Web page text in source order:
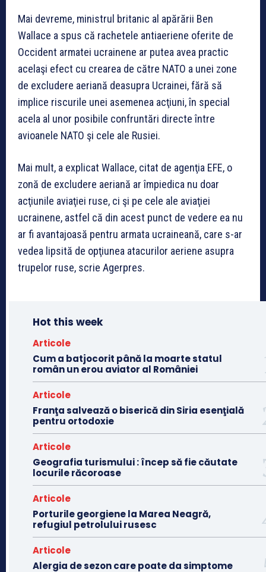
Mai devreme, ministrul britanic al apărării Ben
Wallace a spus că rachetele antiaeriene oferite de
Occident armatei ucrainene ar putea avea practic
acelaşi efect cu crearea de către NATO a unei zone
de excludere aeriană deasupra Ucrainei, fără să
implice riscurile unei asemenea acţiuni, în special
acela al unor posibile confruntări directe între
avioanele NATO şi cele ale Rusiei.
Mai mult, a explicat Wallace, citat de agenţia EFE, o
zonă de excludere aeriană ar împiedica nu doar
acţiunile aviaţiei ruse, ci şi pe cele ale aviaţiei
ucrainene, astfel că din acest punct de vedere ea nu
ar fi avantajoasă pentru armata ucraineană, care s-ar
vedea lipsită de opţiunea atacurilor aeriene asupra
trupelor ruse, scrie Agerpres.
Hot this week
Articole
Cum a batjocorit până la moarte statul
român un erou aviator al României
Articole
Franţa salvează o biserică din Siria esenţială
pentru ortodoxie
Articole
Geografia turismului : încep să fie căutate
locurile răcoroase
Articole
Porturile georgiene la Marea Neagră,
refugiul petrolului rusesc
Articole
Alergia de sezon care poate da simptome